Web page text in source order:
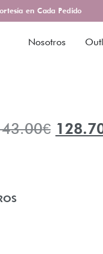
en Cada Pedido
Nosotros
€